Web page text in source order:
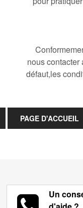
nous
défaut,les
Un